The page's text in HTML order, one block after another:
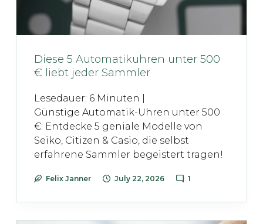
Diese 5 Automatikuhren unter 500
€ liebt jeder Sammler
Lesedauer: 6 Minuten |
Günstige Automatik-Uhren unter 500
€: Entdecke 5 geniale Modelle von
Seiko, Citizen & Casio, die selbst
erfahrene Sammler begeistert tragen!
Felix Janner July 22, 2026 1